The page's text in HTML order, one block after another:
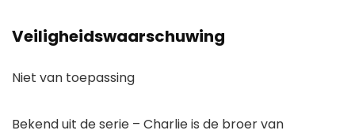
Veiligheidswaarschuwing
Niet van toepassing
Bekend uit de serie – Charlie is de broer van